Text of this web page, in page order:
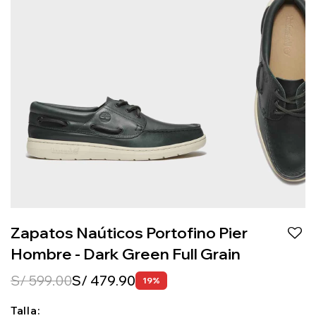
Zapatos Naúticos Portofino Pier
Hombre - Dark Green Full Grain
S/ 479.90
S/599.00 19
Talla: